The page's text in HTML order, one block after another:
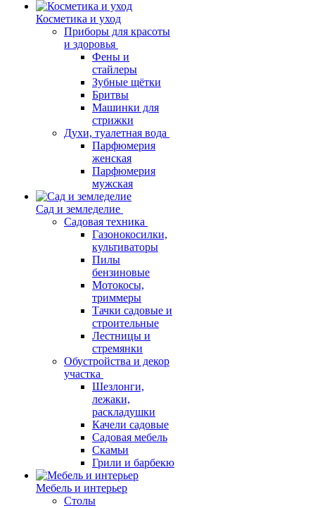
Косметика и уход
Приборы для красоты
и здоровья
Фены и
стайлеры
Зубные щётки
Бритвы
Машинки для
стрижки
Духи, туалетная вода
Парфюмерия
женская
Парфюмерия
мужская
Сад и земледелие
Садовая техника
Газонокосилки,
культиваторы
Пилы
бензиновые
Мотокосы,
триммеры
Тачки садовые и
строительные
Лестницы и
стремянки
Обустройства и декор
участка
Шезлонги,
лежаки,
раскладушки
Качели садовые
Садовая мебель
Скамьи
Грили и барбекю
Мебель и интерьер
Столы